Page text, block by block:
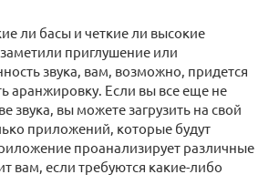
ли басы и четкие ли высокие
приглушение или
звука, вам, возможно, придется
аранжировку. Если вы все еще не
звука, вы можете загрузить на свой
приложений, которые будут
проанализирует различные
вам, если требуются какие-либо